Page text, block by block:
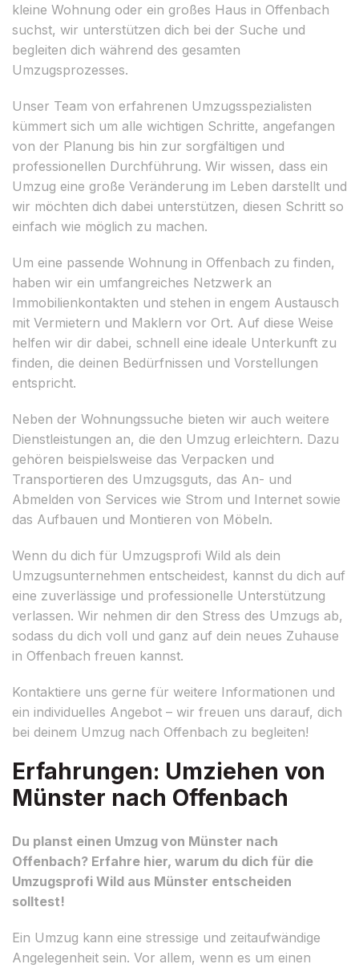
kleine Wohnung oder ein großes Haus in Offenbach
suchst, wir unterstützen dich bei der Suche und
begleiten dich während des gesamten
Umzugsprozesses.
Unser Team von erfahrenen Umzugsspezialisten
kümmert sich um alle wichtigen Schritte, angefangen
von der Planung bis hin zur sorgfältigen und
professionellen Durchführung. Wir wissen, dass ein
Umzug eine große Veränderung im Leben darstellt und
wir möchten dich dabei unterstützen, diesen Schritt so
einfach wie möglich zu machen.
Um eine passende Wohnung in Offenbach zu finden,
haben wir ein umfangreiches Netzwerk an
Immobilienkontakten und stehen in engem Austausch
mit Vermietern und Maklern vor Ort. Auf diese Weise
helfen wir dir dabei, schnell eine ideale Unterkunft zu
finden, die deinen Bedürfnissen und Vorstellungen
entspricht.
Neben der Wohnungssuche bieten wir auch weitere
Dienstleistungen an, die den Umzug erleichtern. Dazu
gehören beispielsweise das Verpacken und
Transportieren des Umzugsguts, das An- und
Abmelden von Services wie Strom und Internet sowie
das Aufbauen und Montieren von Möbeln.
Wenn du dich für Umzugsprofi Wild als dein
Umzugsunternehmen entscheidest, kannst du dich auf
eine zuverlässige und professionelle Unterstützung
verlassen. Wir nehmen dir den Stress des Umzugs ab,
sodass du dich voll und ganz auf dein neues Zuhause
in Offenbach freuen kannst.
Kontaktiere uns gerne für weitere Informationen und
ein individuelles Angebot – wir freuen uns darauf, dich
bei deinem Umzug nach Offenbach zu begleiten!
Erfahrungen: Umziehen von
Münster nach Offenbach
Du planst einen Umzug von Münster nach
Offenbach? Erfahre hier, warum du dich für die
Umzugsprofi Wild aus Münster entscheiden
solltest!
Ein Umzug kann eine stressige und zeitaufwändige
Angelegenheit sein. Vor allem, wenn es um einen